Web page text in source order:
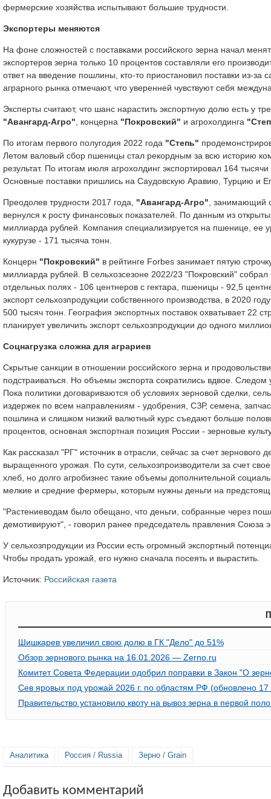
фермерские хозяйства испытывают большие трудности.
Экспортеры меняются
На фоне сложностей с поставками российского зерна начал
экспортеров зерна только 10 процентов составляли его
ответ на введение пошлины, кто-то приостановил поставки из-
аграрного рынка отмечают, что уверенней чувствуют себя
Эксперты считают, что шанс нарастить экспортную долю есть у
"Авангард-Агро" , концерна "Покровский" и агрохолдинга
По итогам первого полугодия 2022 года "Степь"
Летом валовый сбор пшеницы стал рекордным за всю историю
результат. По итогам июля агрохолдинг экспортировал 164
Основные поставки пришлись на Саудовскую Аравию, Турцию и
Преодолев трудности 2017 года, "Авангард-Агро" , занимающий
вернулся к росту финансовых показателей. По данным из
миллиарда рублей. Компания специализируется на пшенице, ее
кукурузе - 171 тысяча тонн.
Концерн "Покровский" в рейтинге Forbes занимает пятую
миллиарда рублей. В сельхозсезоне 2022/23 "Покровский"
отдельных полях - 106 центнеров с гектара, пшеницы - 92,5
экспорт сельхозпродукции собственного производства, в 2020
500 тысяч тонн. География экспортных поставок охватывает 22
планирует увеличить экспорт сельхозпродукции до одного
Соцнагрузка сложна для аграриев
Скрытые санкции в отношении российского зерна и
подстраиваться. Но объемы экспорта сократились вдвое.
Пока политики договариваются об условиях зерновой сделки,
издержек по всем направлениям - удобрения, СЗР, семена,
пошлина и слишком низкий валютный курс съедают больше
процентов, основная экспортная позиция России - зерновые
Как рассказал "РГ" источник в отрасли, сейчас за счет
выращенного урожая. По сути, сельхозпроизводители за счет
хлеб, но долго агробизнес такие объемы дополнительной
мелкие и средние фермеры, которым нужны деньги на
"Растениеводам было обещано, что деньги, собранные через
демотивируют", - говорил ранее председатель правления Союза
У сельхозпродукции из России есть огромный экспортный
Чтобы продать урожай, его нужно сначала посеять и вырастить.
Источник: Российская газета
Шишкарев увеличил свою долю в ГК "Дело" до 51%
Обзор зернового рынка на 16.01.2026 — Zerno.ru
Комитет Совета Федерации одобрил поправки в Закон "О
Сев яровых под урожай 2026 г. по областям РФ (обновлено
Правительство установило квоту на вывоз зерна в первой
Аналитика Россия / Russia Зерно / Grain
Добавить комментарий